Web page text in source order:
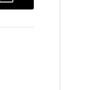
Email